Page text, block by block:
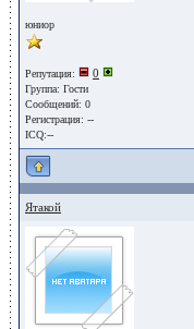
юниор
Репутация: 0
Группа: Гости
Сообщений: 0
Регистрация: --
ICQ:--
Ятакой